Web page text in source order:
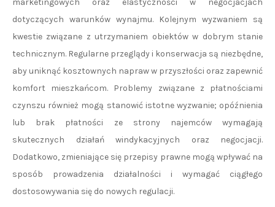
marketingowych oraz elastyczności w negocjacjach
dotyczących warunków wynajmu. Kolejnym wyzwaniem są
kwestie związane z utrzymaniem obiektów w dobrym stanie
technicznym. Regularne przeglądy i konserwacja są niezbędne,
aby uniknąć kosztownych napraw w przyszłości oraz zapewnić
komfort mieszkańcom. Problemy związane z płatnościami
czynszu również mogą stanowić istotne wyzwanie; opóźnienia
lub brak płatności ze strony najemców wymagają
skutecznych działań windykacyjnych oraz negocjacji.
Dodatkowo, zmieniające się przepisy prawne mogą wpływać na
sposób prowadzenia działalności i wymagać ciągłego
dostosowywania się do nowych regulacji.